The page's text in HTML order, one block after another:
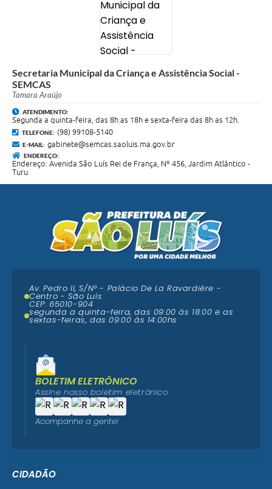
Secretaria Municipal da Criança e Assistência Social -
SEMCAS
Tamara Araújo
ATENDIMENTO:
Segunda a quinta-feira, das 8h as 18h e sexta-feira das 8h as 12h.
TELEFONE: (98) 99108-5140
E-MAIL: gabinete@semcas.saoluis.ma.gov.br
ENDEREÇO:
Endereço: Avenida São Luís Rei de França, Nº 456, Jardim Atlântico -
Turu
CIDADÃO
Av. Pedro II, S/N° - Palácio De La Ravardière -
Centro - São Luís
CEP: 65010-904
segunda a quinta-feira, das 09:00 ás 18:00 e as
sextas-feiras, das 09:00 às 14:00hs
BOLETIM ELETRÔNICO
Assine nosso boletim eletrônico
Acompanhe a gente!